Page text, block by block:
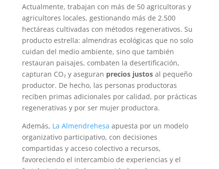
Actualmente, trabajan con más de 50 agricultoras y
agricultores locales, gestionando más de 2.500
hectáreas cultivadas con métodos regenerativos. Su
producto estrella: almendras ecológicas que no solo
cuidan del medio ambiente, sino que también
restauran paisajes, combaten la desertificación,
capturan CO₂ y aseguran precios justosal pequeño
productor. De hecho, las personas productoras
reciben primas adicionales por calidad, por prácticas
regenerativas y por ser mujer productora.
Además, La Almendrehesa apuesta por un modelo
organizativo participativo, con decisiones
compartidas y acceso colectivo a recursos,
favoreciendo el intercambio de experiencias y el